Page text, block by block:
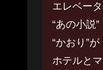
エレベータ
“あの小説”
“かおり”が
ホテルとマ